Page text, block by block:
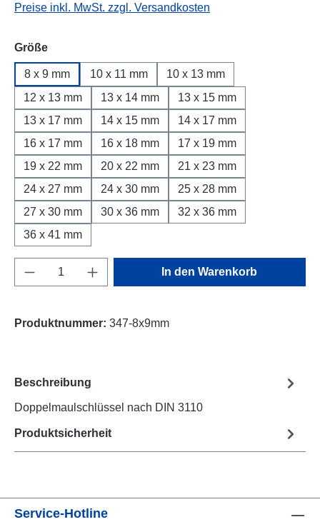
Preise inkl. MwSt. zzgl. Versandkosten
Größeauswählen
8 x 9 mm 10 x 11 mm
10 x 13 mm
12 x 13 mm
13 x 14 mm
13 x 15 mm
13 x 17 mm
14 x 15 mm
14 x 17 mm
16 x 17 mm
16 x 18 mm
17 x 19 mm
19 x 22 mm
20 x 22 mm
21 x 23 mm
24 x 27 mm
24 x 30 mm
25 x 28 mm
27 x 30 mm
30 x 36 mm
32 x 36 mm
36 x 41 mm
Produkt Anzahl: Gib den gewünschten
In den Warenkorb
Produktnummer: 347-8x9mm
Beschreibung
Doppelmaulschlüssel nach DIN 3110
Produktsicherheit
Service-Hotline